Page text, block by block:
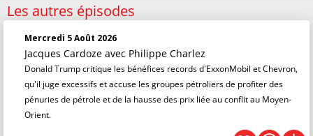
Les autres épisodes
Mercredi 5 Août 2026
Jacques Cardoze avec Philippe Charlez
Donald Trump critique les bénéfices records d'ExxonMobil et Chevron,
qu'il juge excessifs et accuse les groupes pétroliers de profiter des
pénuries de pétrole et de la hausse des prix liée au conflit au Moyen-
Orient.